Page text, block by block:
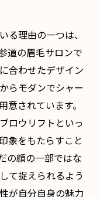
る理由の一つは、
道の眉毛サロンで
合わせたデザイン
らモダンでシャー
されています。
ロウリフトといっ
象をもたらすこと
の顔の一部ではな
て捉えられるよう
が自分自身の魅力